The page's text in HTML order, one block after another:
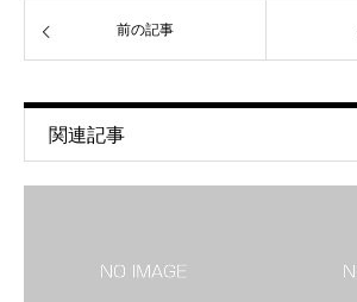
前の記事
関連記事